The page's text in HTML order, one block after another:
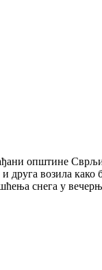
општине
и друга возила
снега у